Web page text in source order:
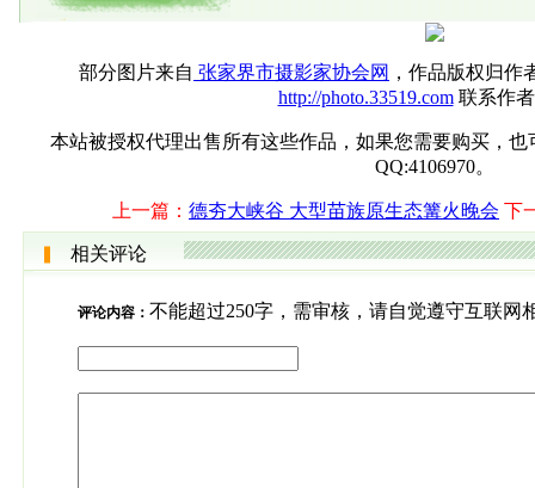
部分图片来自 张家界市摄影家协会网 ，作品版权归作
http://photo.33519.com联系作
本站被授权代理出售所有这些作品，如果您需要购买，也
QQ:4106970。
上一篇： 德夯大峡谷 大型苗族原生态篝火晚会 下
相关评论
评论内容： 不能超过250字，需审核，请自觉遵守互联网